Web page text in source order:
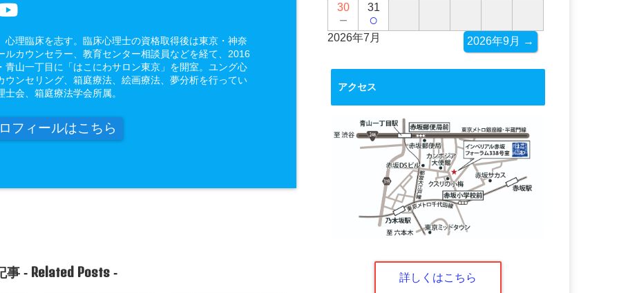
心理臨床を志す。臨床心理士の資格取得後は東京・神奈
ルカウンセラー、教育センター相談員などを経て、2016
青山一丁目に「はこにわサロン東京」を開室。ユング心
ウンセリング、箱庭療法、絵画療法、夢分析を行ってい
士会、箱庭療法学会所属。
フィールはこちら
事 - Related Posts-
30
－
31
○
2026年7月 2026年9月 →
アクセス
詳しくはこちら